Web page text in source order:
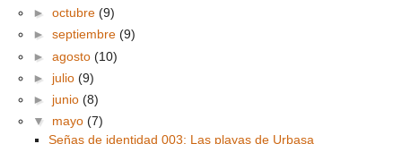
► octubre (9)
► septiembre (9)
► agosto (10)
► julio (9)
► junio (8)
▼ mayo (7)
Señas de identidad 003: Las playas de Urbasa